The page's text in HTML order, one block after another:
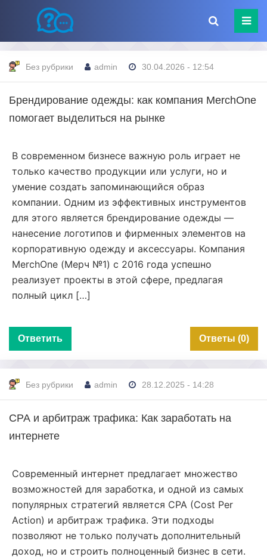
Без рубрики admin 30.04.2026 - 12:54
Брендирование одежды: как компания MerchOne
помогает выделиться на рынке
В современном бизнесе важную роль играет не
только качество продукции или услуги, но и
умение создать запоминающийся образ
компании. Одним из эффективных инструментов
для этого является брендирование одежды —
нанесение логотипов и фирменных элементов на
корпоративную одежду и аксессуары. Компания
MerchOne (Мерч №1) с 2016 года успешно
реализует проекты в этой сфере, предлагая
полный цикл […]
Ответить Ответы (0)
Без рубрики admin 28.12.2025 - 14:28
СРА и арбитраж трафика: Как заработать на
интернете
Современный интернет предлагает множество
возможностей для заработка, и одной из самых
популярных стратегий является СРА (Cost Per
Action) и арбитраж трафика. Эти подходы
позволяют не только получать дополнительный
доход, но и строить полноценный бизнес в сети.